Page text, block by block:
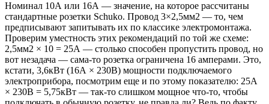
Номинал 10А или 16А — значение, на которое рассчитаны
стандартные розетки Schuko. Провод 3×2,5мм2 — то, чем
предписывают запитывать их по классике электромонтажа.
Проверим уместность этих рекомендаций по той же схеме:
2,5мм2 × 10 = 25А — столько способен пропустить провод, но
вот незадача — сама-то розетка ограничена 16 амперами. Это,
кстати, 3,6кВт (16А × 230В) мощности подключаемого
электроприбора, посмотрим еще и по этому показателю: 25А
× 230В = 5,75кВт — так-то слишком мощное что-то, чтобы